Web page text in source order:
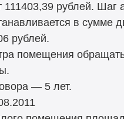
111403,39 рублей.
в
рублей.
помещения
— 5 лет.